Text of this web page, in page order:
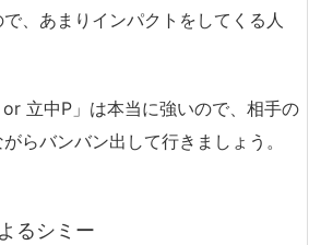
、あまりインパクトをしてくる人
or 立中P」は本当に強いので、相手の
らバンバン出して行きましょう。
るシミー